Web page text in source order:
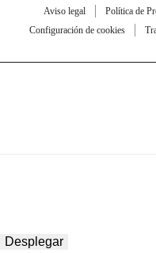
Aviso legal Política de
Configuración de cookies
Desplegar